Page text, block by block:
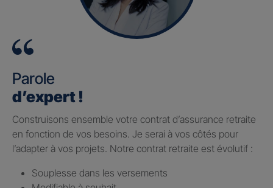
Parole
d’expert !
Construisons ensemble votre contrat d’assurance retraite
en fonction de vos besoins. Je serai à vos côtés pour
l’adapter à vos projets. Notre contrat retraite est évolutif :
Souplesse dans les versements